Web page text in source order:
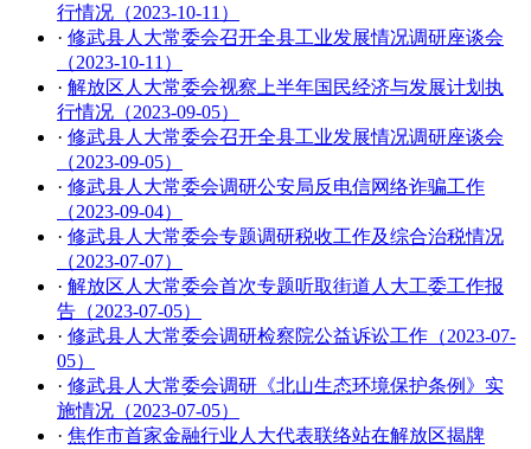
行情况（2023-10-11）
· 修武县人大常委会召开全县工业发展情况调研座谈会
（2023-10-11）
· 解放区人大常委会视察上半年国民经济与发展计划执
行情况（2023-09-05）
· 修武县人大常委会召开全县工业发展情况调研座谈会
（2023-09-05）
· 修武县人大常委会调研公安局反电信网络诈骗工作
（2023-09-04）
· 修武县人大常委会专题调研税收工作及综合治税情况
（2023-07-07）
· 解放区人大常委会首次专题听取街道人大工委工作报
告（2023-07-05）
· 修武县人大常委会调研检察院公益诉讼工作（2023-07-
05）
· 修武县人大常委会调研《北山生态环境保护条例》实
施情况（2023-07-05）
· 焦作市首家金融行业人大代表联络站在解放区揭牌